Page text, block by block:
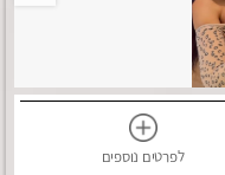
לפרטים נוספים